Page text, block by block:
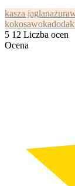
kasza jaglana
kokosawokado
5 12 Liczba ocen
Ocena